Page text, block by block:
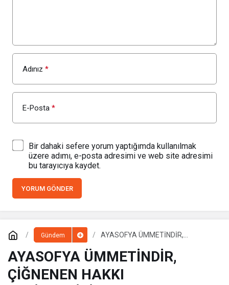
Adınız *
E-Posta *
Bir dahaki sefere yorum yaptığımda kullanılmak
üzere adımı, e-posta adresimi ve web site adresimi
bu tarayıcıya kaydet.
YORUM GÖNDER
Gündem
AYASOFYA ÜMMETİNDİR,
AYASOFYA ÜMMETİNDİR,
ÇİĞNENEN HAKKI